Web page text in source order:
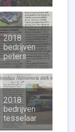
2018
bedrijven
peters
2018
bedrijven
tesselaar